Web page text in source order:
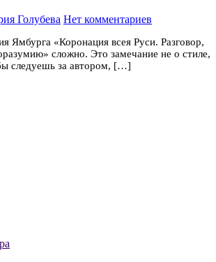
Голубева Нет комментариев
Ямбурга «Коронация всея Руси. Разговор,
сложно. Это замечание не о стиле,
следуешь за автором, […]